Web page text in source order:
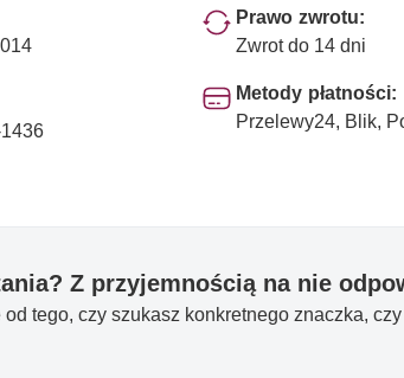
Prawo zwrotu:
Zwrot do 14 dni
Metody płatności:
Przelewy24, Blik,
Z przyjemnością na nie
tego, czy szukasz konkretnego znaczka,